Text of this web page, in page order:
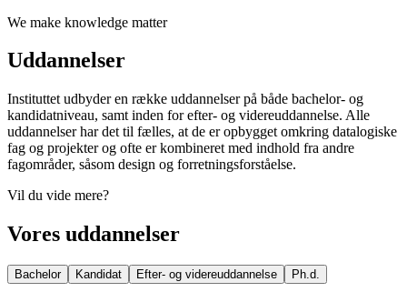
We make knowledge matter
Uddannelser
Instituttet udbyder en række uddannelser på både bachelor- og
kandidatniveau, samt inden for efter- og videreuddannelse. Alle
uddannelser har det til fælles, at de er opbygget omkring datalogiske
fag og projekter og ofte er kombineret med indhold fra andre
fagområder, såsom design og forretningsforståelse.
Vil du vide mere?
Vores uddannelser
Bachelor Kandidat Efter- og videreuddannelse Ph.d.